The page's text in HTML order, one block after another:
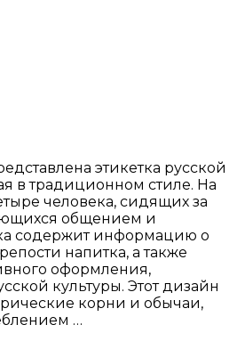
этикетка русской
в традиционном стиле. На
человека, сидящих за
общением и
содержит информацию о
напитка, а также
оформления,
культуры. Этот дизайн
корни и обычаи,
…